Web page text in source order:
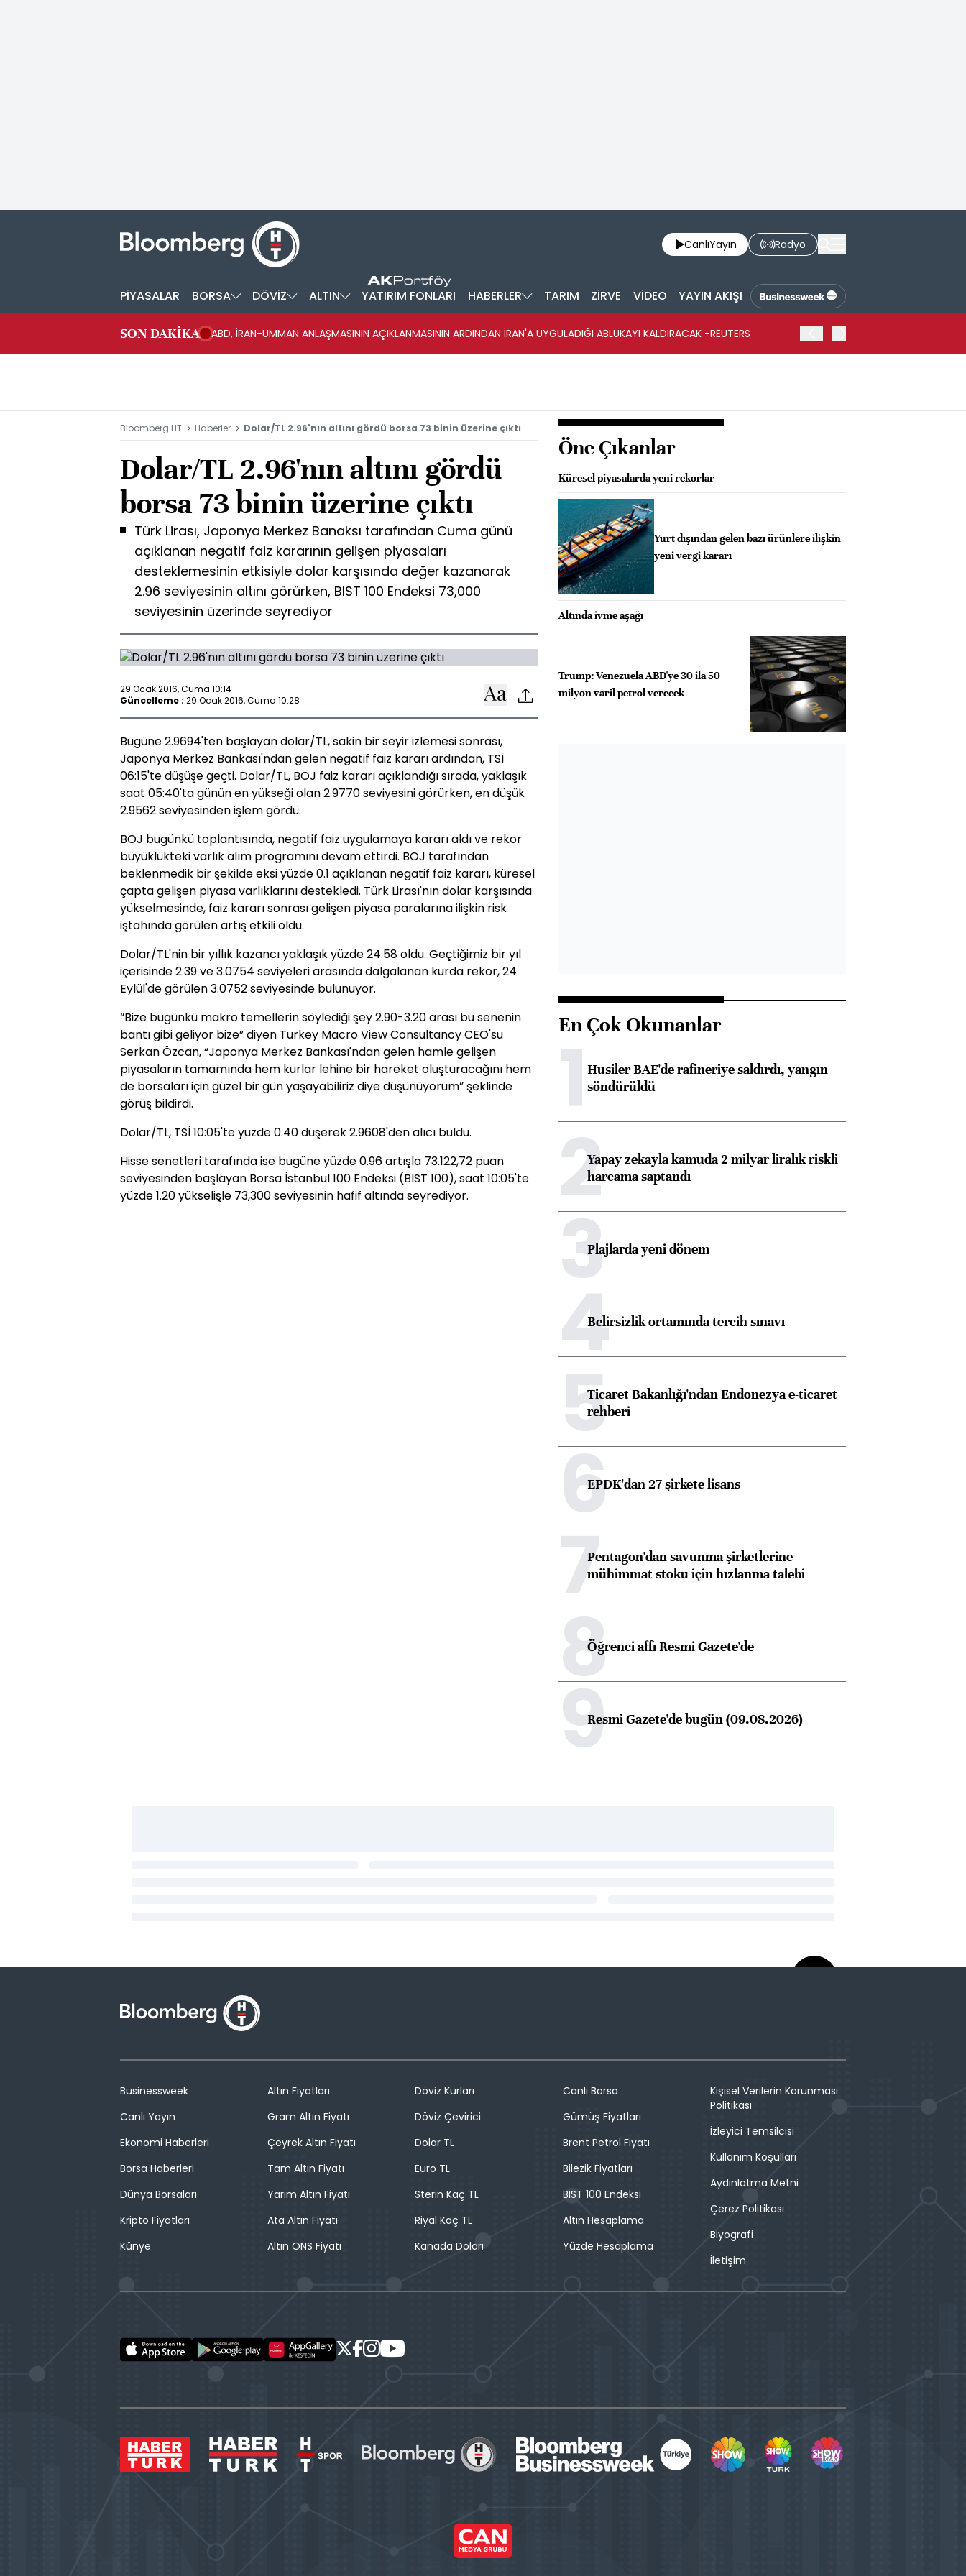
CanlıYayın Radyo
PİYASALAR BORSA DÖVİZ ALTIN YATIRIM FONLARI HABERLER TARIM ZİRVE VİDEO YAYIN AKIŞI
SON DAKİKA ABD, İRAN-UMMAN ANLAŞMASININ AÇIKLANMASININ ARDINDAN İRAN'A UYGULADIĞI ABLUKAYI KALDIRACAK -REUTERS
Bloomberg HT Haberler Dolar/TL 2.96'nın altını gördü borsa 73 binin üzerine çıktı
Dolar/TL 2.96'nın altını gördü
borsa 73 binin üzerine çıktı
Türk Lirası, Japonya Merkez Banaksı tarafından Cuma günü
açıklanan negatif faiz kararının gelişen piyasaları
desteklemesinin etkisiyle dolar karşısında değer kazanarak
2.96 seviyesinin altını görürken, BIST 100 Endeksi 73,000
seviyesinin üzerinde seyrediyor
29 Ocak 2016, Cuma 10:14
Güncelleme : 29 Ocak 2016, Cuma 10:28
Bugüne 2.9694'ten başlayan dolar/TL, sakin bir seyir izlemesi sonrası,
Japonya Merkez Bankası'ndan gelen negatif faiz kararı ardından, TSİ
06:15'te düşüşe geçti. Dolar/TL, BOJ faiz kararı açıklandığı sırada, yaklaşık
saat 05:40'ta günün en yükseği olan 2.9770 seviyesini görürken, en düşük
2.9562 seviyesinden işlem gördü.
BOJ bugünkü toplantısında, negatif faiz uygulamaya kararı aldı ve rekor
büyüklükteki varlık alım programını devam ettirdi. BOJ tarafından
beklenmedik bir şekilde eksi yüzde 0.1 açıklanan negatif faiz kararı, küresel
çapta gelişen piyasa varlıklarını destekledi. Türk Lirası'nın dolar karşısında
yükselmesinde, faiz kararı sonrası gelişen piyasa paralarına ilişkin risk
iştahında görülen artış etkili oldu.
Dolar/TL'nin bir yıllık kazancı yaklaşık yüzde 24.58 oldu. Geçtiğimiz bir yıl
içerisinde 2.39 ve 3.0754 seviyeleri arasında dalgalanan kurda rekor, 24
Eylül'de görülen 3.0752 seviyesinde bulunuyor.
“Bize bugünkü makro temellerin söylediği şey 2.90-3.20 arası bu senenin
bantı gibi geliyor bize” diyen Turkey Macro View Consultancy CEO'su
Serkan Özcan, “Japonya Merkez Bankası'ndan gelen hamle gelişen
piyasaların tamamında hem kurlar lehine bir hareket oluşturacağını hem
de borsaları için güzel bir gün yaşayabiliriz diye düşünüyorum” şeklinde
görüş bildirdi.
Dolar/TL, TSİ 10:05'te yüzde 0.40 düşerek 2.9608'den alıcı buldu.
Hisse senetleri tarafında ise bugüne yüzde 0.96 artışla 73.122,72 puan
seviyesinden başlayan Borsa İstanbul 100 Endeksi (BIST 100), saat 10:05'te
yüzde 1.20 yükselişle 73,300 seviyesinin hafif altında seyrediyor.
Öne Çıkanlar
Küresel piyasalarda yeni rekorlar
Yurt dışından gelen bazı ürünlere ilişkin
yeni vergi kararı
Altında ivme aşağı
Trump: Venezuela ABD'ye 30 ila 50
milyon varil petrol verecek
En Çok Okunanlar
1Husiler BAE'de rafineriye saldırdı, yangın
söndürüldü
2Yapay zekayla kamuda 2 milyar liralık riskli
harcama saptandı
3Plajlarda yeni dönem
4Belirsizlik ortamında tercih sınavı
5Ticaret Bakanlığı'ndan Endonezya e-ticaret
rehberi
6EPDK'dan 27 şirkete lisans
7Pentagon'dan savunma şirketlerine
mühimmat stoku için hızlanma talebi
8Öğrenci affı Resmi Gazete'de
9Resmi Gazete'de bugün (09.08.2026)
Businessweek
Canlı Yayın
Ekonomi Haberleri
Borsa Haberleri
Dünya Borsaları
Kripto Fiyatları
Künye
Altın Fiyatları
Gram Altın Fiyatı
Çeyrek Altın Fiyatı
Tam Altın Fiyatı
Yarım Altın Fiyatı
Ata Altın Fiyatı
Altın ONS Fiyatı
Döviz Kurları
Döviz Çevirici
Dolar TL
Euro TL
Sterin Kaç TL
Riyal Kaç TL
Kanada Doları
Canlı Borsa
Gümüş Fiyatları
Brent Petrol Fiyatı
Bilezik Fiyatları
BIST 100 Endeksi
Altın Hesaplama
Yüzde Hesaplama
Kişisel Verilerin Korunması
Politikası
İzleyici Temsilcisi
Kullanım Koşulları
Aydınlatma Metni
Çerez Politikası
Biyografi
İletişim